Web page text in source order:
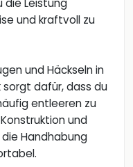
die Leistung
und kraftvoll zu
und Häckseln in
sorgt dafür, dass du
entleeren zu
und
Handhabung